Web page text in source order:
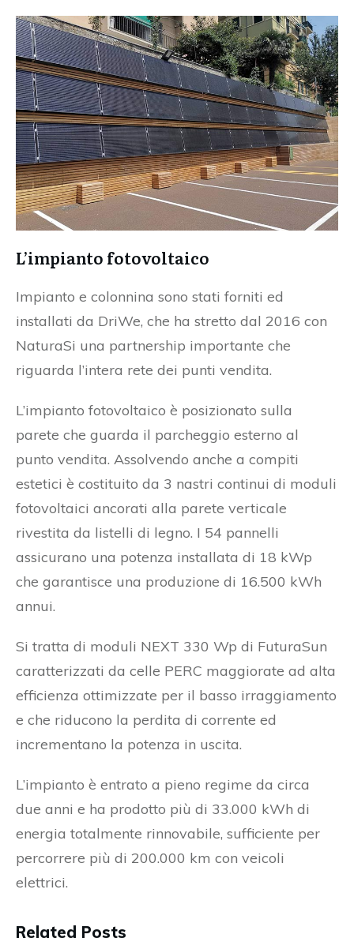
L’impianto fotovoltaico
Impianto e colonnina sono stati forniti ed
installati da DriWe, che ha stretto dal 2016 con
NaturaSi una partnership importante che
riguarda l’intera rete dei punti vendita.
L’impianto fotovoltaico è posizionato sulla
parete che guarda il parcheggio esterno al
punto vendita. Assolvendo anche a compiti
estetici è costituito da 3 nastri continui di moduli
fotovoltaici ancorati alla parete verticale
rivestita da listelli di legno. I 54 pannelli
assicurano una potenza installata di 18 kWp
che garantisce una produzione di 16.500 kWh
annui.
Si tratta di moduli NEXT 330 Wp di FuturaSun
caratterizzati da celle PERC maggiorate ad alta
efficienza ottimizzate per il basso irraggiamento
e che riducono la perdita di corrente ed
incrementano la potenza in uscita.
L’impianto è entrato a pieno regime da circa
due anni e ha prodotto più di 33.000 kWh di
energia totalmente rinnovabile, sufficiente per
percorrere più di 200.000 km con veicoli
elettrici.
Related Posts